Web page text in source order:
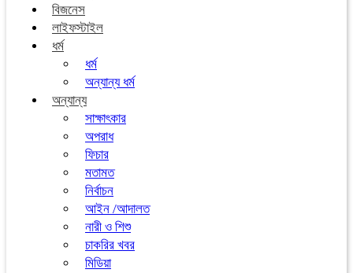
বিজনেস
লাইফস্টাইল
ধর্ম
ধর্ম
অন্যান্য ধর্ম
অন্যান্য
সাক্ষাৎকার
অপরাধ
ফিচার
মতামত
নির্বাচন
আইন /আদালত
নারী ও শিশু
চাকরির খবর
মিডিয়া